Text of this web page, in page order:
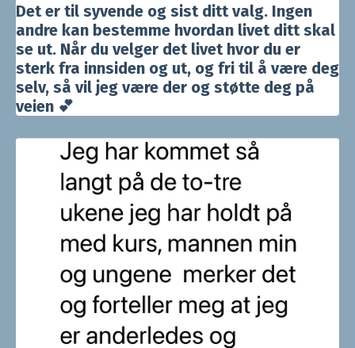
Det er til syvende og sist ditt valg. Ingen
andre kan bestemme hvordan livet ditt skal
se ut. Når du velger det livet hvor du er
sterk fra innsiden og ut, og fri til å være deg
selv, så vil jeg være der og støtte deg på
veien 💕